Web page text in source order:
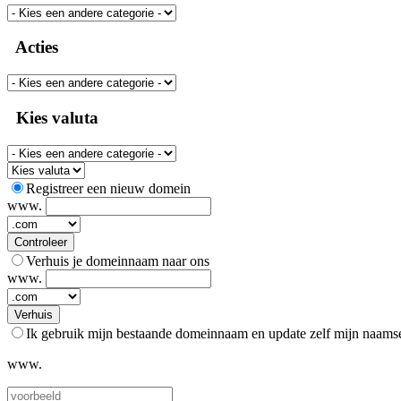
Acties
Kies valuta
Registreer een nieuw domein
www.
Controleer
Verhuis je domeinnaam naar ons
www.
Verhuis
Ik gebruik mijn bestaande domeinnaam en update zelf mijn
www.